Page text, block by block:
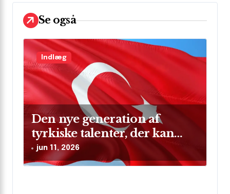
a
t
i
o
n
Se også
Indlæg
Den nye generation af
tyrkiske talenter, der kan
skinne på verdensscenen
jun 11, 2026